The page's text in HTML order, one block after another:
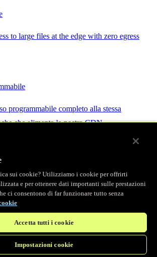
to large files at the edge with zero egress
programmabile completo alla stessa
che alimenta la nostra CDN.
dall'IA per i tuoi servizi Fastly.
sui cookie? Utilizziamo i cookie per offrirti
e per ottenere dati importanti sulle prestazioni
ci consentono di far funzionare tutto senza
Accetta tutti i cookie
Impostazioni cookie